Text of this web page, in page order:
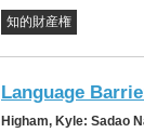
知的財産権
Language
Higham, Kyle: Sadao